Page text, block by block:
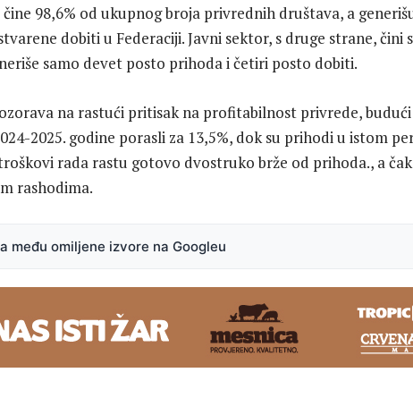
98,6% od ukupnog broja privrednih društava, a
dobiti u Federaciji. Javni sektor, s druge strane, čini
samo devet posto prihoda i četiri posto dobiti.
na rastući pritisak na profitabilnost privrede,
2025. godine porasli za 13,5%, dok su prihodi u istom
rada rastu gotovo dvostruko brže od prihoda., a čak
rashodima.
među omiljene izvore na Googleu